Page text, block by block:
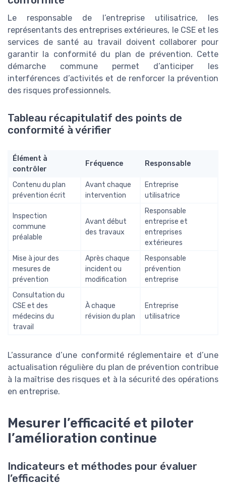
Le responsable de l’entreprise utilisatrice, les
représentants des entreprises extérieures, le CSE et les
services de santé au travail doivent collaborer pour
garantir la conformité du plan de prévention. Cette
démarche commune permet d’anticiper les
interférences d’activités et de renforcer la prévention
des risques professionnels.
Tableau récapitulatif des points de
conformité à vérifier
Élément à
contrôler
Fréquence Responsable
Contenu du plan
prévention écrit
Avant chaque
intervention
Entreprise
utilisatrice
Inspection
commune
préalable
Avant début
des travaux
Responsable
entreprise et
entreprises
extérieures
Mise à jour des
mesures de
prévention
Après chaque
incident ou
modification
Responsable
prévention
entreprise
Consultation du
CSE et des
médecins du
travail
À chaque
révision du plan
Entreprise
utilisatrice
L’assurance d’une conformité réglementaire et d’une
actualisation régulière du plan de prévention contribue
à la maîtrise des risques et à la sécurité des opérations
en entreprise.
Mesurer l’efficacité et piloter
l’amélioration continue
Indicateurs et méthodes pour évaluer
l’efficacité